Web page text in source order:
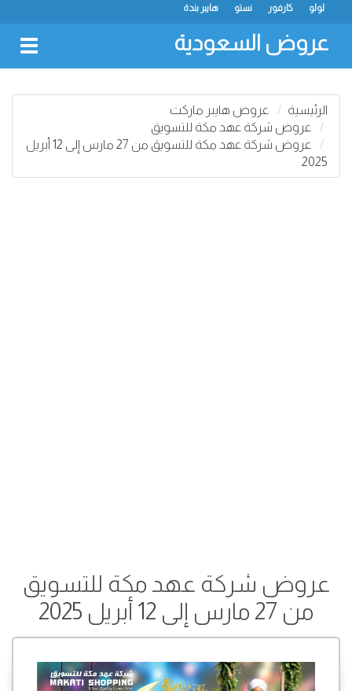
هايبر بندة نستو كارفور لولو
عروض السعودية
الرئيسية
عروض هايبر ماركت
عروض شركة عهد مكة للتسويق
عروض شركة عهد مكة للتسويق من 27 مارس إلى 12 أبريل
2025
عروض شركة عهد مكة للتسويق
من 27 مارس إلى 12 أبريل 2025